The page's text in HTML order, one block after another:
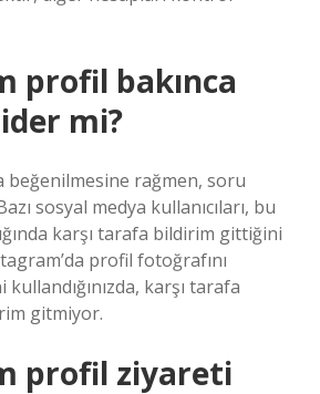
profil bakınca
mi?
beğenilmesine rağmen, soru
sosyal medya kullanıcıları, bu
karşı tarafa bildirim gittiğini
profil fotoğrafını
karşı tarafa
gitmiyor.
profil ziyareti